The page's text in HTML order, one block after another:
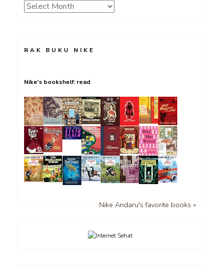
Archives
RAK BUKU NIKE
Nike's bookshelf: read
Nike Andaru's favorite books »